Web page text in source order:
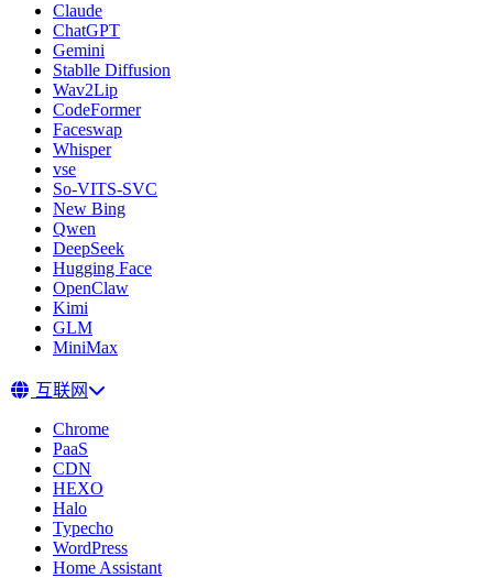
Claude
ChatGPT
Gemini
Stablle Diffusion
Wav2Lip
CodeFormer
Faceswap
Whisper
vse
So-VITS-SVC
New Bing
Qwen
DeepSeek
Hugging Face
OpenClaw
Kimi
GLM
MiniMax
互联网
Chrome
PaaS
CDN
HEXO
Halo
Typecho
WordPress
Home Assistant